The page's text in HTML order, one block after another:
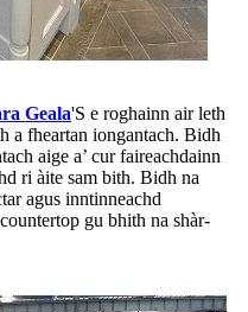
Geala'S e roghainn air leth
a fheartan iongantach. Bidh
aige a’ cur faireachdainn
ri àite sam bith. Bidh na
agus inntinneachd
gu bhith na shàr-